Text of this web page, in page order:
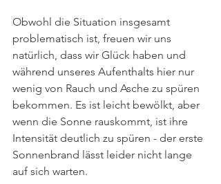
Obwohl die Situation insgesamt
problematisch ist, freuen wir uns
natürlich, dass wir Glück haben und
während unseres Aufenthalts hier nur
wenig von Rauch und Asche zu spüren
bekommen. Es ist leicht bewölkt, aber
wenn die Sonne rauskommt, ist ihre
Intensität deutlich zu spüren - der erste
Sonnenbrand lässt leider nicht lange
auf sich warten.